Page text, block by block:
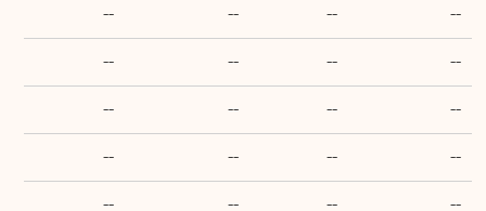
--
--
--
--
--
--
--
--
--
--
--
--
--
--
--
--
--
--
--
--